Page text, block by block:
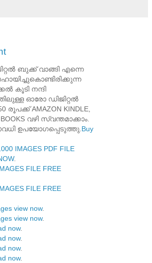
ബുക്ക് വാങ്ങി എന്നെ
കൂടി നന്ദി
ഓരോ ഡിജിറ്റൽ
AMAZON KINDLE,
വഴി സ്വന്തമാക്കാം.
ഉപയോഗപ്പെടുത്തു.Buy
IMAGES PDF FILE
.
FILE FREE
FILE FREE
view now.
view now.
now.
now.
now.
now.